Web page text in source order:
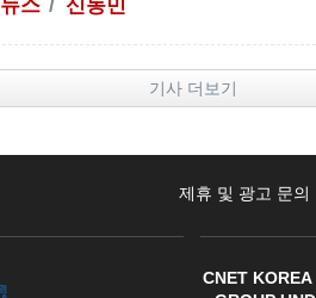
뉴스
신동민
기사 더보기
제휴 및 광고 문의
CNET